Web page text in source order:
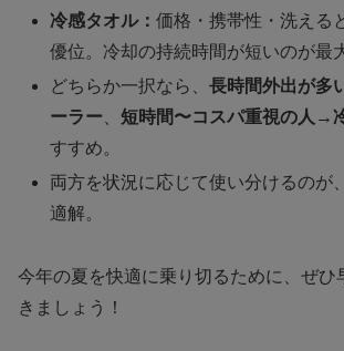
冷感タオル：価格・携帯性・洗える
優位。冷却の持続時間が短いのが最
どちらか一択なら、長時間外出が多
ーラー 、短時間〜コスパ重視の人→
すすめ。
両方を状況に応じて使い分けるのが
適解。
今年の夏を快適に乗り切るために、ぜひ
きましょう！